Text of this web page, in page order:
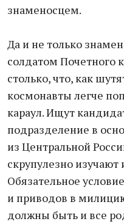
знаменосцем.
Да и не только
солдатом Почетного
столько, что, как
космонавты легче
караул. Ищут
подразделение в
из Центральной
скрупулезно
Обязательное
и приводов в
должны быть и все